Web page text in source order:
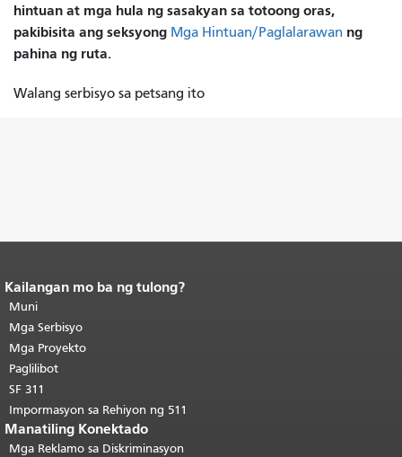
hintuan at mga hula ng sasakyan sa totoong oras,
pakibisita ang seksyong Mga Hintuan/Paglalarawan ng
pahina ng ruta.
Walang serbisyo sa petsang ito
Katapusan ng nilalaman ng
pahina.
pahinang ito ay nauulit sa bawat
pahina.Bumalik sa tuktok ng
pangunahing nilalaman
Kailangan mo ba ng tulong?
Muni
Mga Serbisyo
Mga Proyekto
Paglilibot
SF 311
Impormasyon sa Rehiyon ng 511
Manatiling Konektado
Mga Reklamo sa Diskriminasyon